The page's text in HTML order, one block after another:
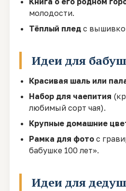
молодости.
Тёплый плед с
Идеи для
Красивая шаль или
Набор для чаепития
любимый сорт чая).
Крупные домашние
Рамка для фото с
бабушке 100 лет».
Идеи для